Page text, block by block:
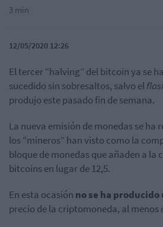
3 min
12/05/2020 12:26
El tercer “halving” del bitcoin ya se
sucedido sin sobresaltos, salvo el
produjo este pasado fin de semana.
La nueva emisión de monedas se ha
los “mineros” han visto como la
bloque de monedas que añaden a la
bitcoins en lugar de 12,5.
En esta ocasión no se ha
precio de la criptomoneda, al menos